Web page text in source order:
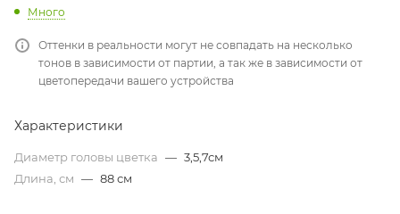
Много
Оттенки в реальности могут не совпадать на несколько
тонов в зависимости от партии, а так же в зависимости от
цветопередачи вашего устройства
Характеристики
Диаметр головы цветка — 3,5,7см
Длина, см — 88 см